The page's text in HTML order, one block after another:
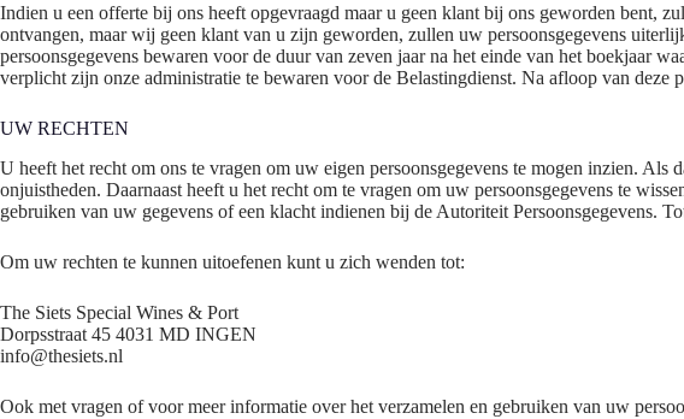
Indien u een offerte bij ons heeft opgevraagd maar u geen klant bij ons geworden bent,
ontvangen, maar wij geen klant van u zijn geworden, zullen uw persoonsgegevens
persoonsgegevens bewaren voor de duur van zeven jaar na het einde van het boekjaar
verplicht zijn onze administratie te bewaren voor de Belastingdienst. Na afloop van deze
UW RECHTEN
U heeft het recht om ons te vragen om uw eigen persoonsgegevens te mogen inzien.
onjuistheden. Daarnaast heeft u het recht om te vragen om uw persoonsgegevens te
gebruiken van uw gegevens of een klacht indienen bij de Autoriteit Persoonsgegevens.
Om uw rechten te kunnen uitoefenen kunt u zich wenden tot:
The Siets Special Wines & Port
Dorpsstraat 45 4031 MD INGEN
info@thesiets.nl
Ook met vragen of voor meer informatie over het verzamelen en gebruiken van uw